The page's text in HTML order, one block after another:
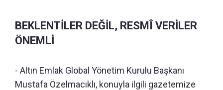
BEKLENTİLER DEĞİL, RESMÎ VERİLER
ÖNEMLİ
- Altın Emlak Global Yönetim Kurulu Başkanı
Mustafa Özelmacıklı, konuyla ilgili gazetemize